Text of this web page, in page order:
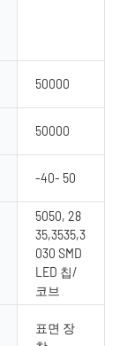
50000
50000
-40- 50
5050, 28
35,3535,3
030 SMD
LED 칩/
코브
표면 장